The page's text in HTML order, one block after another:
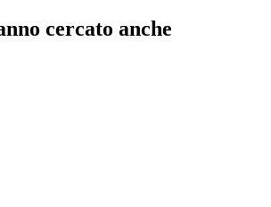
cercato anche